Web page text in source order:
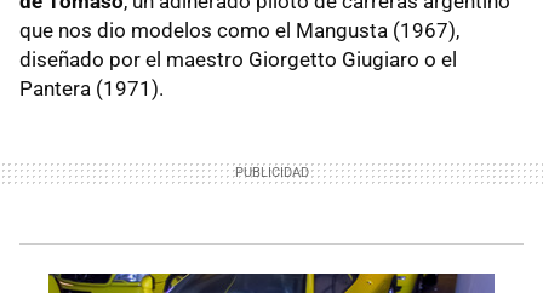
Koenigsegg
Ferrari
McLaren
que nos dio modelos como el Mangusta (1967),
diseñado por el maestro Giorgetto Giugiaro o el
Pantera (1971).